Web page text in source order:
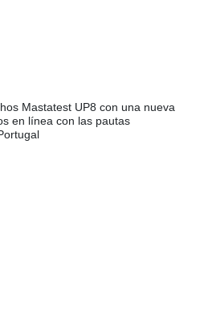
Mastatest UP8 con una nueva
en línea con las pautas